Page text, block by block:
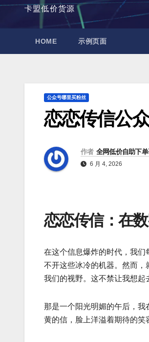
卡盟低价货源
HOME 示例页面
公众号哪里买粉丝
恋恋传信公
作者 全网低价自助下
6 月 4, 2026
恋恋传信：在
在这个信息爆炸的时代，我
不开这些冰冷的机器。然而
我们的视野。这不禁让我想
那是一个阳光明媚的午后，
黄的信，脸上洋溢着期待的